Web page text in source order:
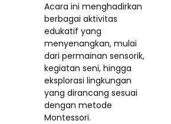
Acara ini menghadirkan
berbagai aktivitas
edukatif yang
menyenangkan, mulai
dari permainan sensorik,
kegiatan seni, hingga
eksplorasi lingkungan
yang dirancang sesuai
dengan metode
Montessori.